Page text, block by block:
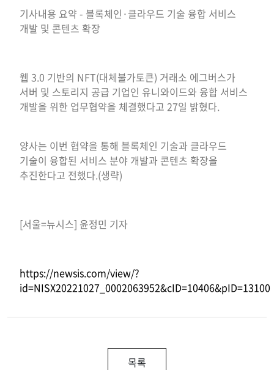
기사내용 요약 - 블록체인·클라우드 기술 융합 서비스
개발 및 콘텐츠 확장
웹 3.0 기반의 NFT(대체불가토큰) 거래소 에그버스가
서버 및 스토리지 공급 기업인 유니와이드와 융합 서비스
개발을 위한 업무협약을 체결했다고 27일 밝혔다.
양사는 이번 협약을 통해 블록체인 기술과 클라우드
기술이 융합된 서비스 분야 개발과 콘텐츠 확장을
추진한다고 전했다.(생략)
[서울=뉴시스] 윤정민 기자
https://newsis.com/view/?
id=NISX20221027_0002063952&cID=10406&pID=13100
목록